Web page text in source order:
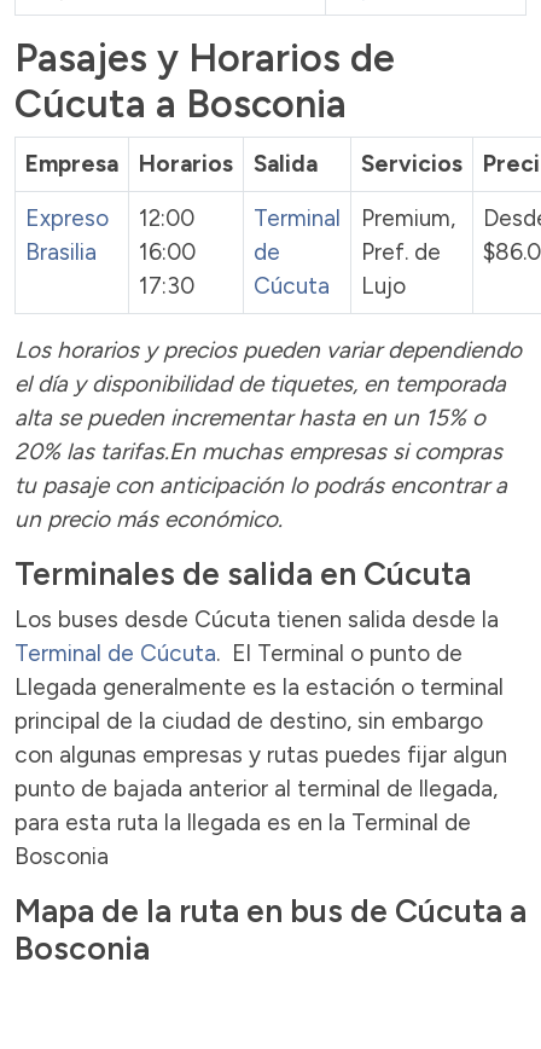
Pasajes y Horarios de
Cúcuta a Bosconia
Empresa Horarios Salida Servicios
Expreso
Brasilia
12:00
16:00
17:30
Terminal
de
Cúcuta
Premium,
Pref. de
Lujo
Los horarios y precios pueden variar dependiendo
el día y disponibilidad de tiquetes, en temporada
alta se pueden incrementar hasta en un 15% o
20% las tarifas.En muchas empresas si compras
tu pasaje con anticipación lo podrás encontrar a
un precio más económico.
Terminales de salida en Cúcuta
Los buses desde Cúcuta tienen salida desde la
Terminal de Cúcuta. El Terminal o punto de
Llegada generalmente es la estación o terminal
principal de la ciudad de destino, sin embargo
con algunas empresas y rutas puedes fijar algun
punto de bajada anterior al terminal de llegada,
para esta ruta la llegada es en la Terminal de
Bosconia
Mapa de la ruta en bus de Cúcuta a
Bosconia